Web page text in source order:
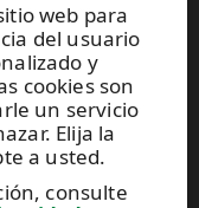
web para
del usuario
y
cookies son
un servicio
Elija la
a usted.
consulte